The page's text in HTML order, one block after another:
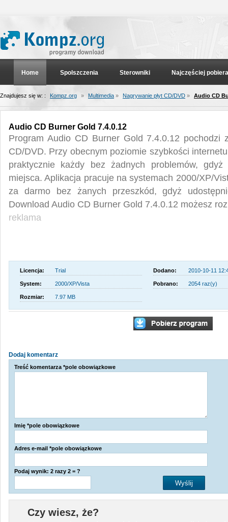
Home Spolszczenia Sterowniki Najczęściej
Znajdujesz się w: : Kompz.org » Multimedia » Nagrywanie płyt CD/DVD » Audio CD
Audio CD Burner Gold 7.4.0.12
Program Audio CD Burner Gold 7.4.0.12 pochodzi
CD/DVD. Przy obecnym poziomie szybkości
praktycznie każdy bez żadnych problemów,
miejsca. Aplikacja pracuje na systemach 2000/XP/
za darmo bez żanych przeszkód, gdyż
Download Audio CD Burner Gold 7.4.0.12 możesz
reklama
Licencja: Trial Dodano: 2010-10-11
System: 2000/XP/Vista Pobrano: 2054 raz(y)
Rozmiar: 7.97 MB
Dodaj komentarz
Treść komentarza *pole obowiązkowe
Imię *pole obowiązkowe
Adres e-mail *pole obowiązkowe
Podaj wynik: 2 razy 2 = ?
Czy wiesz, że?